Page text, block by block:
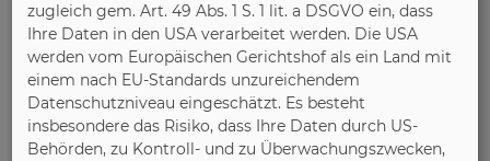
zugleich gem. Art. 49 Abs. 1 S. 1 lit. a DSGVO ein, dass
Ihre Daten in den USA verarbeitet werden. Die USA
werden vom Europäischen Gerichtshof als ein Land mit
einem nach EU-Standards unzureichendem
Datenschutzniveau eingeschätzt. Es besteht
insbesondere das Risiko, dass Ihre Daten durch US-
Behörden, zu Kontroll- und zu Überwachungszwecken,